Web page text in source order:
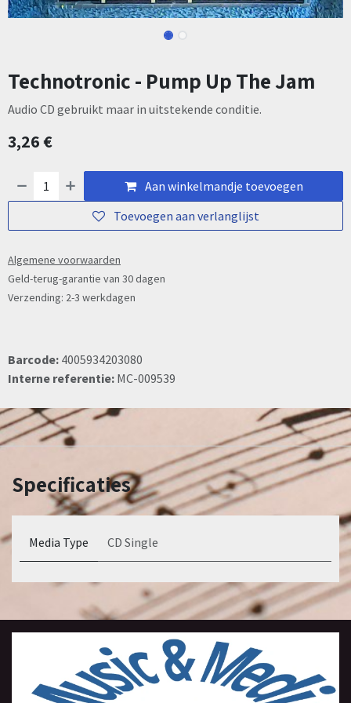
Technotronic - Pump Up The Jam
Audio CD gebruikt maar in uitstekende conditie.
3,26€
Aan winkelmandje toevoegen
Toevoegen aan verlanglijst
Algemene voorwaarden
Geld-terug-garantie van 30 dagen
Verzending: 2-3 werkdagen
Barcode: 4005934203080
Interne referentie: MC-009539
Specificaties
Media Type CD Single